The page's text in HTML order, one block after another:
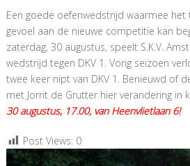
Een goede oefenwedstrijd waarmee
gevoel aan de nieuwe competitie kan
zaterdag, 30 augustus, speelt S.K.V.
wedstrijd tegen DKV 1. Vorig seizoen
twee keer nipt van DKV 1. Benieuwd of
met Jorrit de Grutter hier verandering in
30 augustus, 17.00, van Heenvlietlaan 6!
Post Views: 0